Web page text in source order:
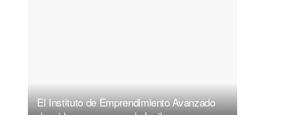
El Instituto de Emprendimiento Avanzado